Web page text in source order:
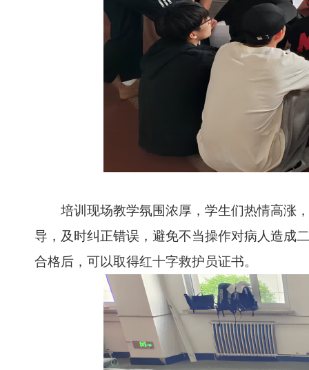
培训现场教学氛围浓厚，学生们热情高涨，
导，及时纠正错误，避免不当操作对病人造成
合格后，可以取得红十字救护员证书。